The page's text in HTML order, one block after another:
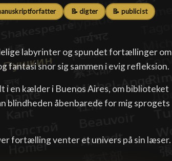
📝 digter 📝 publicist
labyrinter og spundet fortællinger om
fantasi snor sig sammen i evig refleksion.
i en kælder i Buenos Aires, om biblioteket
blindheden åbenbarede for mig sprogets
fortælling venter et univers på sin læser.